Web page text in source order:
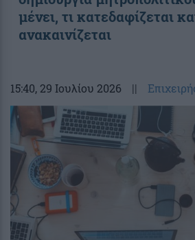
μένει, τι κατεδαφίζεται
ανακαινίζεται
15:40, 29 Ιουλίου 2026 ||